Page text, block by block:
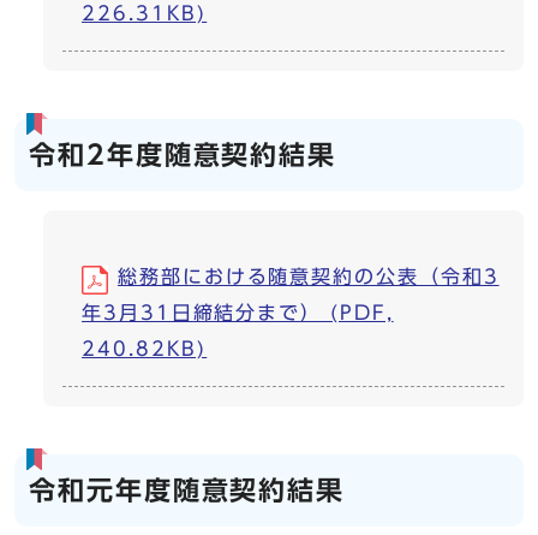
226.31KB)
令和2年度随意契約結果
総務部における随意契約の公表（令和3
年3月31日締結分まで） (PDF,
240.82KB)
令和元年度随意契約結果